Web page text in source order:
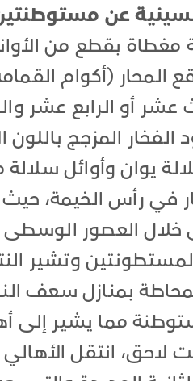
عن مستوطنتين
مغطاة بقطع من
المحار (أكوام
عشر أو الرابع عشر
المزجج باللون
يوان وأوائل
في رأس الخيمة، حيث
خلال العصور الوسطى
وتشير
بمنازل سعف
مما يشير إلى
لاحق، انتقل